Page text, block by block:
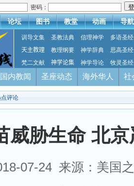
密码：
论坛 图书 教堂 动画 导航
训导文集 圣教法典 信理神学
多语圣经
天主教理
教理纲要 神学辞典
思高圣经
梵二文献
神学论集 神学导论 牧灵圣经
国内教闻 圣座动态 海外华人 社
评论
威胁生命 北
07-24 来源：美国